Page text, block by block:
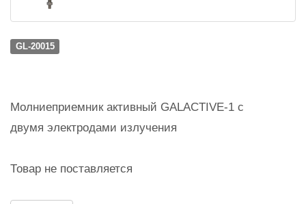
GL-20015
Молниеприемник активный GALACTIVE-1 с
двумя электродами излучения
Товар не поставляется